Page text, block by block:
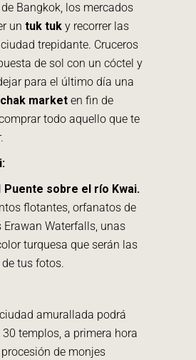
Bangkok, los mercados
un tuk tuk y recorrer las
trepidante. Cruceros
de sol con un cóctel y
para el último día una
market en fin de
todo aquello que te
Puente sobre el río Kwai.
flotantes, orfanatos de
Erawan Waterfalls, unas
turquesa que serán las
tus fotos.
amurallada podrá
templos, a primera hora
de monjes